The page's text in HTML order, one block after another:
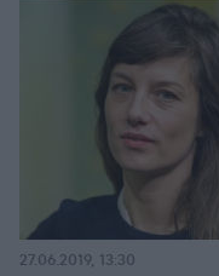
27.06.2019, 13:30